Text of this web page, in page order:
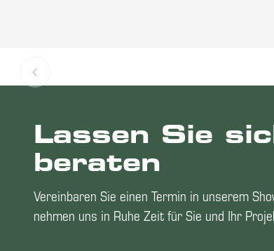
Lassen Sie
beraten
Vereinbaren Sie einen Termin in unserem
nehmen uns in Ruhe Zeit für Sie und Ihr